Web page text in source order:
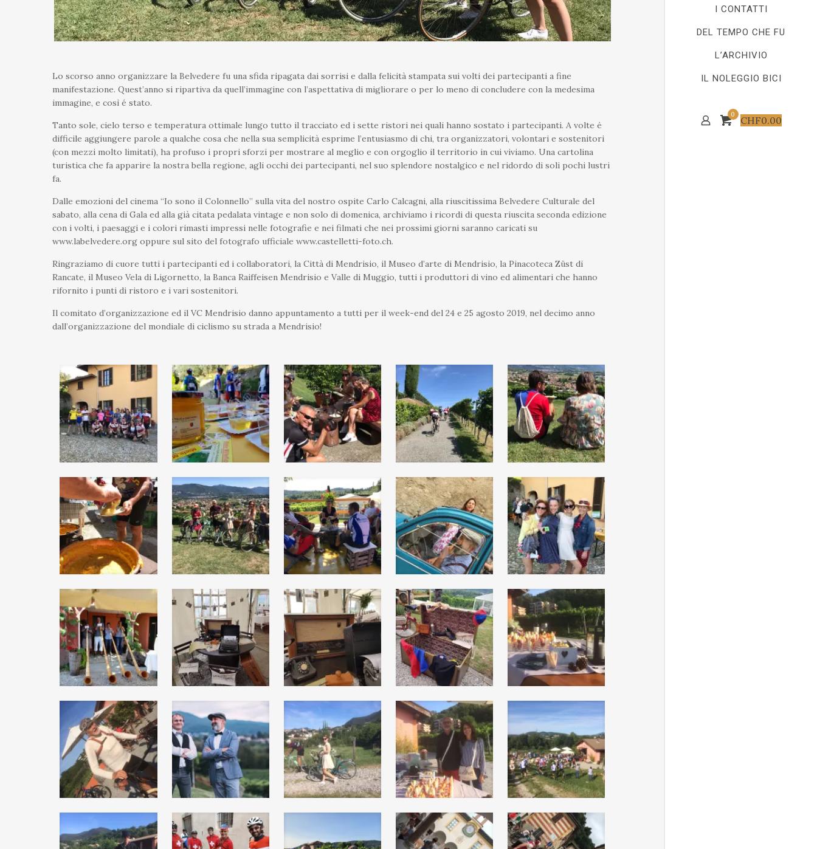
I CONTATTI
DEL TEMPO CHE FU
L’ARCHIVIO
IL NOLEGGIO BICI
0 CHF0.00
Lo scorso anno organizzare la Belvedere fu una sfida ripagata dai sorrisi e dalla felicità stampata sui volti dei partecipanti a fine
manifestazione. Quest’anno si ripartiva da quell’immagine con l’aspettativa di migliorare o per lo meno di concludere con la medesima
immagine, e così é stato.
Tanto sole, cielo terso e temperatura ottimale lungo tutto il tracciato ed i sette ristori nei quali hanno sostato i partecipanti. A volte é
difficile aggiungere parole a qualche cosa che nella sua semplicità esprime l’entusiasmo di chi, tra organizzatori, volontari e sostenitori
(con mezzi molto limitati), ha profuso i propri sforzi per mostrare al meglio e con orgoglio il territorio in cui viviamo. Una cartolina
turistica che fa apparire la nostra bella regione, agli occhi dei partecipanti, nel suo splendore nostalgico e nel ridordo di soli pochi lustri
fa.
Dalle emozioni del cinema “Io sono il Colonnello” sulla vita del nostro ospite Carlo Calcagni, alla riuscitissima Belvedere Culturale del
sabato, alla cena di Gala ed alla già citata pedalata vintage e non solo di domenica, archiviamo i ricordi di questa riuscita seconda edizione
con i volti, i paesaggi e i colori rimasti impressi nelle fotografie e nei filmati che nei prossimi giorni saranno caricati su
www.labelvedere.org oppure sul sito del fotografo ufficiale www.castelletti-foto.ch.
Ringraziamo di cuore tutti i partecipanti ed i collaboratori, la Città di Mendrisio, il Museo d’arte di Mendrisio, la Pinacoteca Züst di
Rancate, il Museo Vela di Ligornetto, la Banca Raiffeisen Mendrisio e Valle di Muggio, tutti i produttori di vino ed alimentari che hanno
rifornito i punti di ristoro e i vari sostenitori.
Il comitato d’organizzazione ed il VC Mendrisio danno appuntamento a tutti per il week-end del 24 e 25 agosto 2019, nel decimo anno
dall’organizzazione del mondiale di ciclismo su strada a Mendrisio!